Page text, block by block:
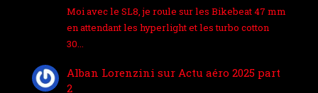
Moi avec le SL8, je roule sur les Bikebeat 47 mm
en attendant les hyperlight et les turbo cotton
30…
Alban Lorenzini sur Actu aéro 2025 part
2